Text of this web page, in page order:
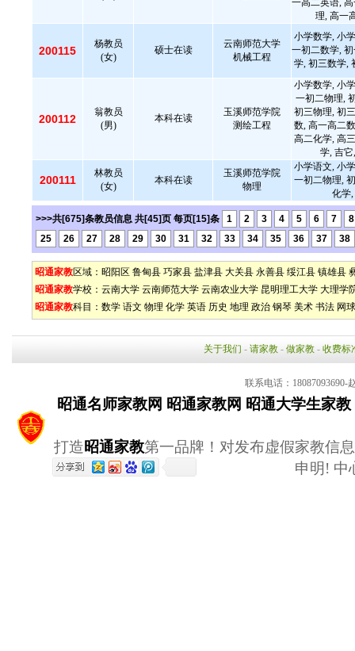
一高二英语,
理, 高一
200115
杨教员
(女)
硕士在读
云南师范大学
机械工程
小学数学, 小
一初二数学,
学, 初三数学,
200112
翁教员
(男)
本科在读
玉溪师范学院
测绘工程
小学数学, 小
一初二物理,
初三物理, 初
数, 高一高二
高二化学, 高
学, 吉
200111
林教员
(女)
本科在读
玉溪师范学院
物理
小学语文, 小
一初二物理,
化学
>>>共[675]条教员信息 共[45]页 每页[15]条 1 2 3 4 5 6 7
8
25
26 27 28 29 30 31 32 33 34 35 36 37 38
昭通家教区域： 昭阳区 鲁甸县 巧家县 盐津县 大关县 永善县 绥江县 镇雄县
昭通家教学校： 云南大学 云南师范大学 云南农业大学 昆明理工大学 大理学
昭通家教科目： 数学 语文 物理 化学 英语 历史 地理 政治 钢琴 美术 书法 网球
关于我们 - 请家教 - 做家教 - 收费标
联系电话：18087093690-
昭通名师家教网 昭通家教网 昭通大学生家教
打造昭通家教第一品牌！对发布虚假家教信
申明! 中